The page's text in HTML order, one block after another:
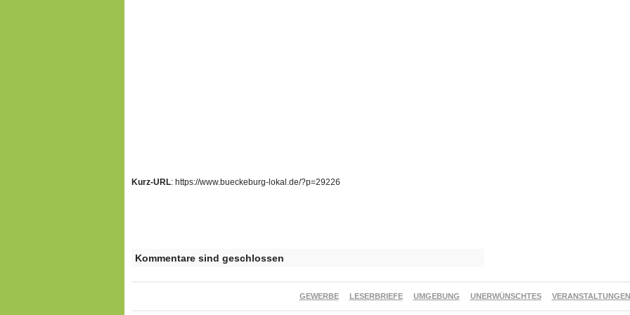
Kurz-URL: https://www.bueckeburg-lokal.de/?p=29226
Kommentare sind geschlossen
GEWERBE LESERBRIEFE UMGEBUNG UNERWÜNSCHTES VERANSTALTUNGEN